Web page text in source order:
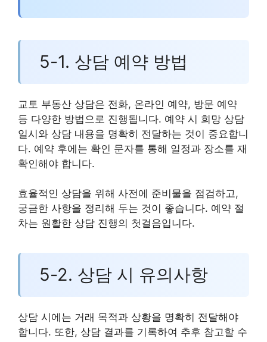
5-1. 상담 예약 방법
교토 부동산 상담은 전화, 온라인 예약, 방문 예약
등 다양한 방법으로 진행됩니다. 예약 시 희망 상담
일시와 상담 내용을 명확히 전달하는 것이 중요합니
다. 예약 후에는 확인 문자를 통해 일정과 장소를 재
확인해야 합니다.
효율적인 상담을 위해 사전에 준비물을 점검하고,
궁금한 사항을 정리해 두는 것이 좋습니다. 예약 절
차는 원활한 상담 진행의 첫걸음입니다.
5-2. 상담 시 유의사항
상담 시에는 거래 목적과 상황을 명확히 전달해야
합니다. 또한, 상담 결과를 기록하여 추후 참고할 수